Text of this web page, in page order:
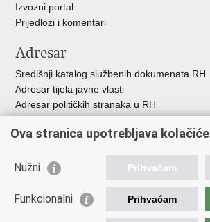
Izvozni portal
Prijedlozi i komentari
Adresar
Središnji katalog službenih dokumenata RH
Adresar tijela javne vlasti
Adresar političkih stranaka u RH
Besplatni telefoni javne uprave
Važne poveznice
Vlada Republike Hrvatske
Ova stranica upotrebljava kolačiće
Nužni Prihvaćam
Funkcionalni Prihvaćam